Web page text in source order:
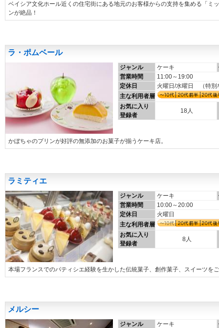
ベイシア文化ホール近くの住宅街にある地元のお客様からの支持を集める「ミ
ンが絶品！
ラ・ポムベール
ジャンル ケーキ
営業時間
11:00～19:00
定休日
火曜日/水曜日 （特別
主な利用者層
お気に入り
登録者
18人
かぼちゃのプリンが好評の無添加のお菓子が揃うケーキ店。
ラミティエ
ジャンル ケーキ
営業時間
10:00～20:00
定休日
火曜日
主な利用者層
お気に入り
登録者
8人
本場フランスでのパティシエ経験を生かした伝統菓子、創作菓子、スイーツを
メルシー
ジャンル ケーキ